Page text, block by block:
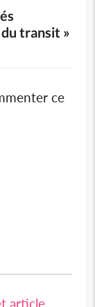
transit »
ce
article